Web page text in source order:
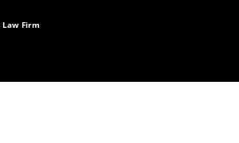
Law Firm